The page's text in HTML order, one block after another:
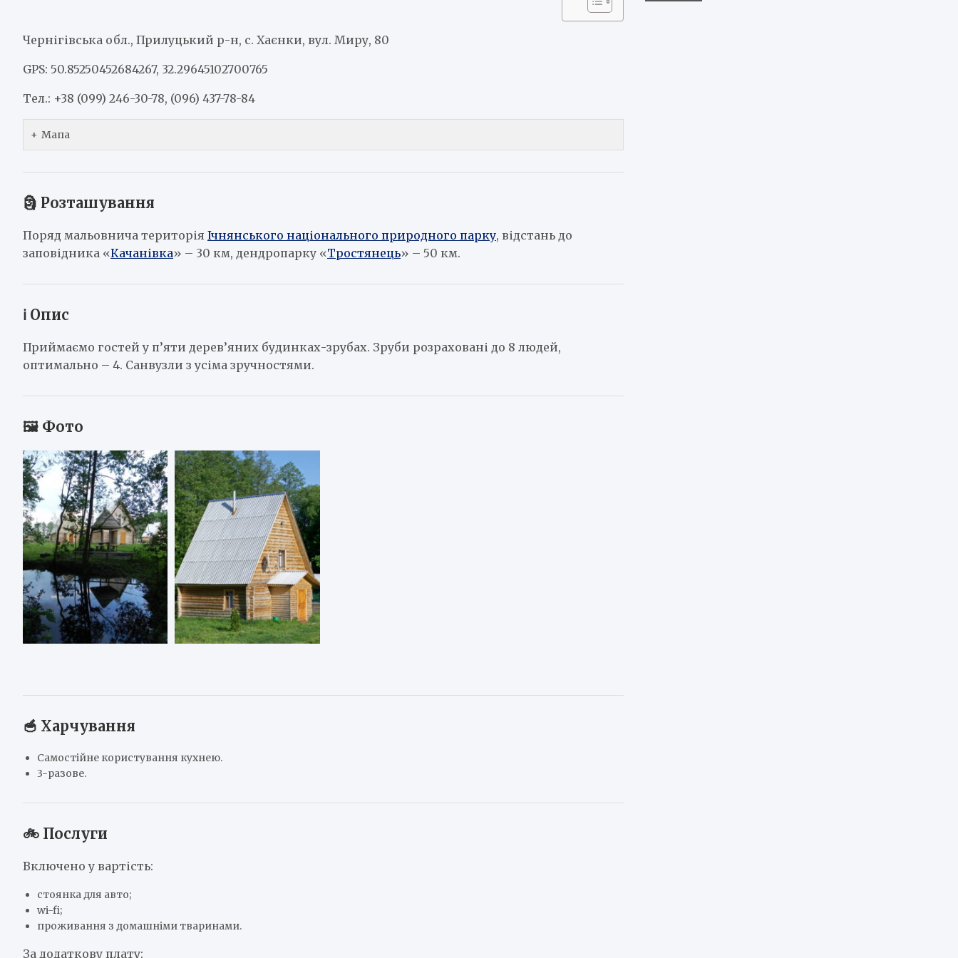
Чернігівська обл., Прилуцький р-н, с. Хаєнки, вул. Миру, 80
GPS: 50.85250452684267, 32.29645102700765
Тел.: +38 (099) 246-30-78, (096) 437-78-84
Мапа
🗿 Розташування
Поряд мальовнича територія Ічнянського національного природного парку, відстань до
заповідника «Качанівка» – 30 км, дендропарку «Тростянець» – 50 км.
ℹ️ Опис
Приймаємо гостей у п’яти дерев’яних будинках-зрубах. Зруби розраховані до 8 людей,
оптимально – 4. Санвузли з усіма зручностями.
🖼️ Фото
🥣 Харчування
Самостійне користування кухнею.
3-разове.
🚲 Послуги
Включено у вартість:
стоянка для авто;
wi-fi;
проживання з домашніми тваринами.
За додаткову плату: